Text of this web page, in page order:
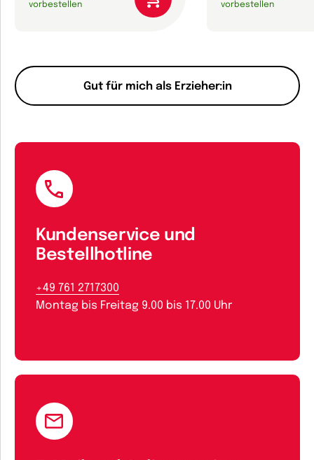
Gut für mich als Erzieher:in
vorbestellen
vorbestellen
Kundenservice und
Bestellhotline
+49 761 2717300
Montag bis Freitag 9.00 bis 17.00 Uhr